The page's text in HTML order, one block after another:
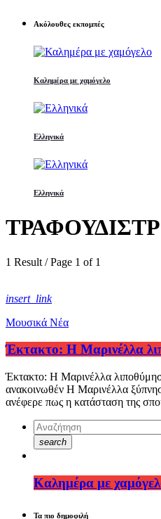
Ακόλουθες εκπομπές
Καλημέρα με χαμόγελο
Ελληνικά
Ελληνικά
1 Result / Page 1 of 1
insert_link
Μουσικά Νέα
Έκτακτο: Η Μαρινέλλα
Έκτακτο: Η Μαρινέλλα
ανακοινωθέν Η Μαρινέλλα
ανέφερε πως η κατάσταση της
search
Καλημέρα με
Τα πιο δημοφιλή